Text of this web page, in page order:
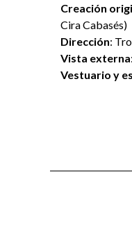
Creación
Cira Cabasés)
Dirección:
Vista externa
Vestuario y